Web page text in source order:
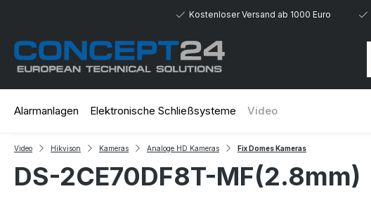
Kostenloser Versand ab 1000 Euro
Alarmanlagen Elektronische Schließsysteme Video
Video Hikvison Kameras Analoge HD Kameras Fix Domes Kameras
DS-2CE70DF8T-MF(2.8mm)